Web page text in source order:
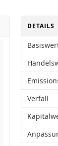
DETAILS
Verfall